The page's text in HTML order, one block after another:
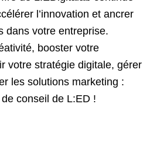
l’innovation et ancrer
dans votre entreprise.
booster votre
votre stratégie digitale, gérer
les solutions marketing :
conseil de L:ED !